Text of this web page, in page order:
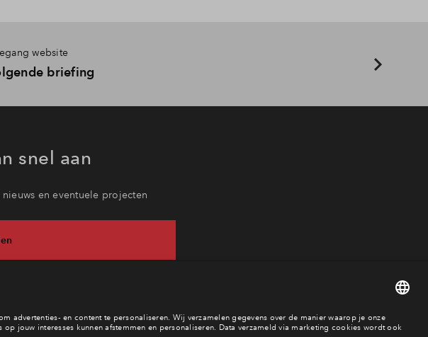
website
briefing
snel aan
en eventuele projecten
op
tijdens feestdagen)